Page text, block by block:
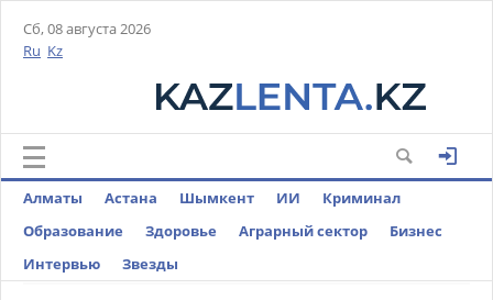
Сб, 08 августа 2026
Ru Kz
Алматы Астана Шымкент ИИ
Криминал
Образование
Здоровье Аграрный сектор
Бизнес
Интервью
Звезды